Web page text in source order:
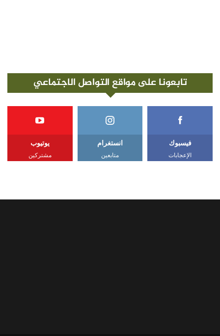
تابعونا على مواقع التواصل الاجتماعي
فيسبوك
الإعجابات
انستغرام
متابعين
يوتيوب
مشتركين